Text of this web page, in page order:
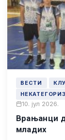
ВЕСТИ
10. јул 2026.
Врањанци
младих